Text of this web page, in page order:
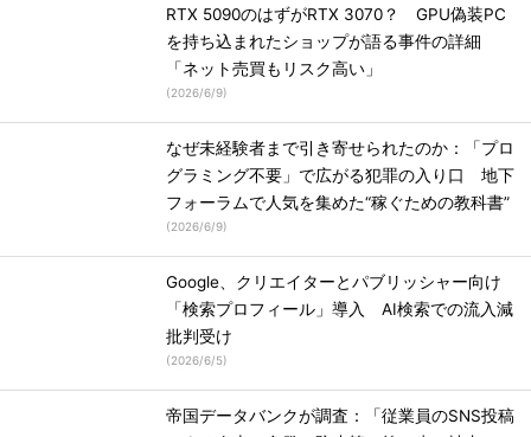
RTX 5090のはずがRTX 3070？ GPU偽装PC
を持ち込まれたショップが語る事件の詳細
「ネット売買もリスク高い」
(2026/6/9)
なぜ未経験者まで引き寄せられたのか：「プロ
グラミング不要」で広がる犯罪の入り口 地下
フォーラムで人気を集めた“稼ぐための教科書”
(2026/6/9)
Google、クリエイターとパブリッシャー向け
「検索プロフィール」導入 AI検索での流入減
批判受け
(2026/6/5)
帝国データバンクが調査：「従業員のSNS投稿